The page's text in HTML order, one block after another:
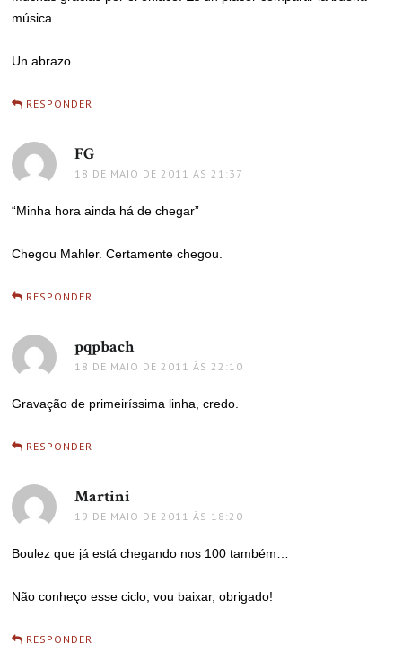
música.
Un abrazo.
RESPONDER
FG
18 DE MAIO DE 2011 ÀS 21:37
“Minha hora ainda há de chegar”
Chegou Mahler. Certamente chegou.
RESPONDER
pqpbachdisse:
18 DE MAIO DE 2011 ÀS 22:10
Gravação de primeiríssima linha, credo.
RESPONDER
Martini
19 DE MAIO DE 2011 ÀS 18:20
Boulez que já está chegando nos 100 também…
Não conheço esse ciclo, vou baixar, obrigado!
RESPONDER